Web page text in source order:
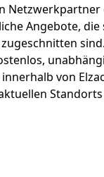
Netzwerkpartner
Angebote, die
von